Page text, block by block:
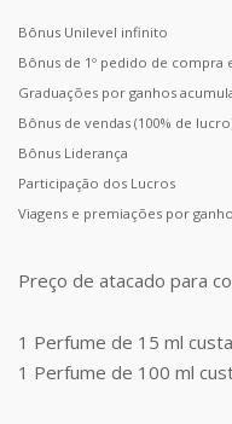
Bônus Unilevel infinito
Bônus de 1º pedido de compra
Graduações por ganhos
Bônus de vendas (100% de
Bônus Liderança
Participação dos Lucros
Viagens e premiações por
Preço de atacado para
1 Perfume de 15 ml
1 Perfume de 100 ml